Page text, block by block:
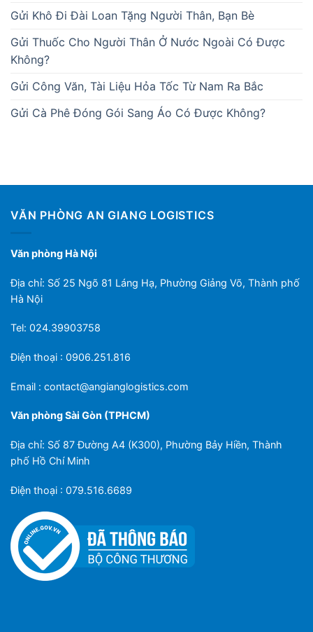
Gửi Khô Đi Đài Loan Tặng Người Thân, Bạn Bè
Gửi Thuốc Cho Người Thân Ở Nước Ngoài Có Được
Không?
Gửi Công Văn, Tài Liệu Hỏa Tốc Từ Nam Ra Bắc
Gửi Cà Phê Đóng Gói Sang Áo Có Được Không?
VĂN PHÒNG AN GIANG LOGISTICS
Văn phòng Hà Nội
Địa chỉ: Số 25 Ngõ 81 Láng Hạ, Phường Giảng Võ, Thành phố
Hà Nội
Tel: 024.39903758
Điện thoại : 0906.251.816
Email : contact@angianglogistics.com
Văn phòng Sài Gòn (TPHCM)
Địa chỉ: Số 87 Đường A4 (K300), Phường Bảy Hiền, Thành
phố Hồ Chí Minh
Điện thoại : 079.516.6689